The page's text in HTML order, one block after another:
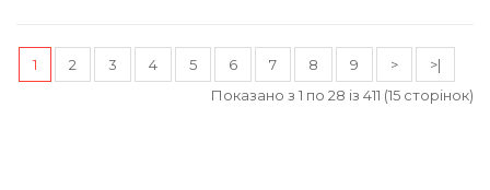
1 2 3 4 5 6 7 8 9 >
>|
Показано з 1 по 28 із 411 (15 сторінок)